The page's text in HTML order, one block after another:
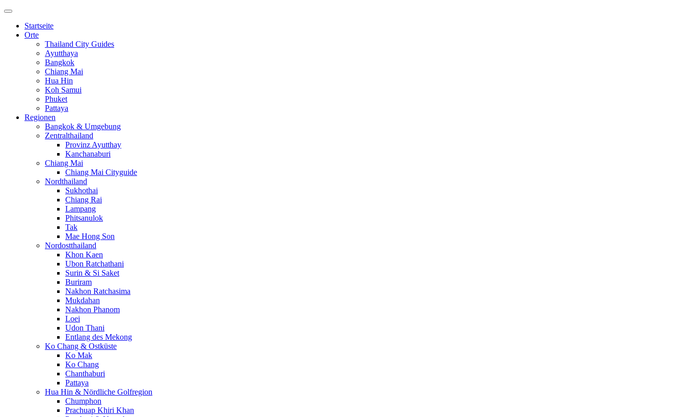
Startseite
Orte
Thailand City Guides
Ayutthaya
Bangkok
Chiang Mai
Hua Hin
Koh Samui
Phuket
Pattaya
Regionen
Bangkok & Umgebung
Zentralthailand
Provinz Ayutthay
Kanchanaburi
Chiang Mai
Chiang Mai Cityguide
Nordthailand
Sukhothai
Chiang Rai
Lampang
Phitsanulok
Tak
Mae Hong Son
Nordostthailand
Khon Kaen
Ubon Ratchathani
Surin & Si Saket
Buriram
Nakhon Ratchasima
Mukdahan
Nakhon Phanom
Loei
Udon Thani
Entlang des Mekong
Ko Chang & Ostküste
Ko Mak
Ko Chang
Chanthaburi
Pattaya
Hua Hin & Nördliche Golfregion
Chumphon
Prachuap Khiri Khan